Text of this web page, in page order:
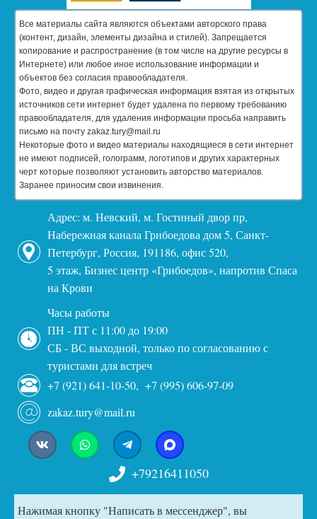
Все материалы сайта являются объектами авторского права
(контент, дизайн, элементы дизайна и стилей). Запрещается
копирование и распространение (в том числе на другие ресурсы в
Интернете) или любое иное использование информации и
объектов без согласия правообладателя.
Фото, видео и другая графическая информация взятая из открытых
источников сети интернет будет удалена по первому требованию
правообладателя, для удаления информации просьба направить
письмо на почту zakaz.tury@mail.ru
Некоторые фото и видео материалы находящиеся в сети интернет
не имеют подписей, голограмм, логотипов и других характерных
черт которые позволяют установить авторство материалов.
Заранее приносим свои извинения.
Адрес: м. Невский, м. Гостиный двор пр,
Набережная канала Грибоедова дом 5, Санкт-
Петербург, Россия, 191186, офис 520,
5 этаж, Бизнес центр «Грибоедов», напротив Спаса
на Крови
Часы работы
ПН - ПТ с 11:00 до 19:00
СБ - ВС выходной, только по согласованию с
туристами для встреч
+7 (921) 641-10-50, +7 (995) 606-97-09
zakaz.tury@mail.ru
+79216411050
Нажимая кнопку "Написать в мессенджер", вы